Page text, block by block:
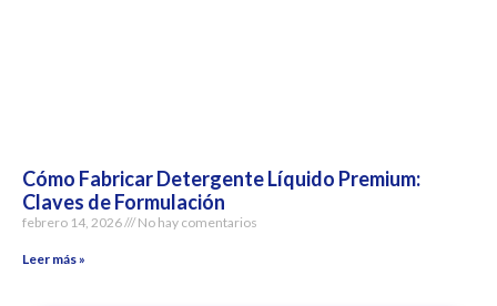
Cómo Fabricar Detergente Líquido Premium:
Claves de Formulación
febrero 14, 2026 No hay comentarios
Leer más »